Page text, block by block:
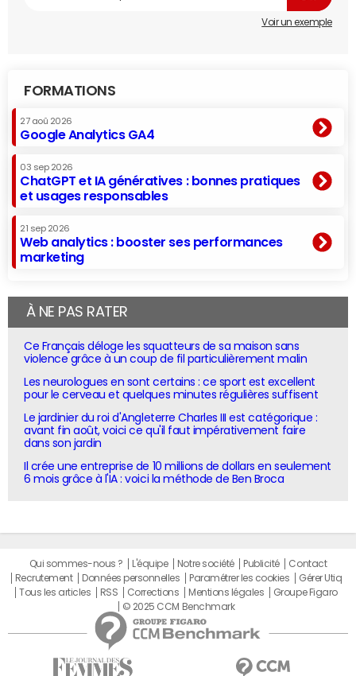
Voir un exemple
FORMATIONS
27 aoû 2026
Google Analytics GA4
03 sep 2026
ChatGPT et IA génératives : bonnes pratiques
et usages responsables
21 sep 2026
Web analytics : booster ses performances
marketing
À NE PAS RATER
Ce Français déloge les squatteurs de sa maison sans
violence grâce à un coup de fil particulièrement malin
Les neurologues en sont certains : ce sport est excellent
pour le cerveau et quelques minutes régulières suffisent
Le jardinier du roi d'Angleterre Charles III est catégorique :
avant fin août, voici ce qu'il faut impérativement faire
dans son jardin
Il crée une entreprise de 10 millions de dollars en seulement
6 mois grâce à l'IA : voici la méthode de Ben Broca
Qui sommes-nous ? L'équipe Notre société Publicité
Contact
Recrutement
Données personnelles Paramétrer les cookies
Gérer Utiq
Tous les articles
RSS Corrections Mentions légales
Groupe Figaro
© 2025 CCM Benchmark